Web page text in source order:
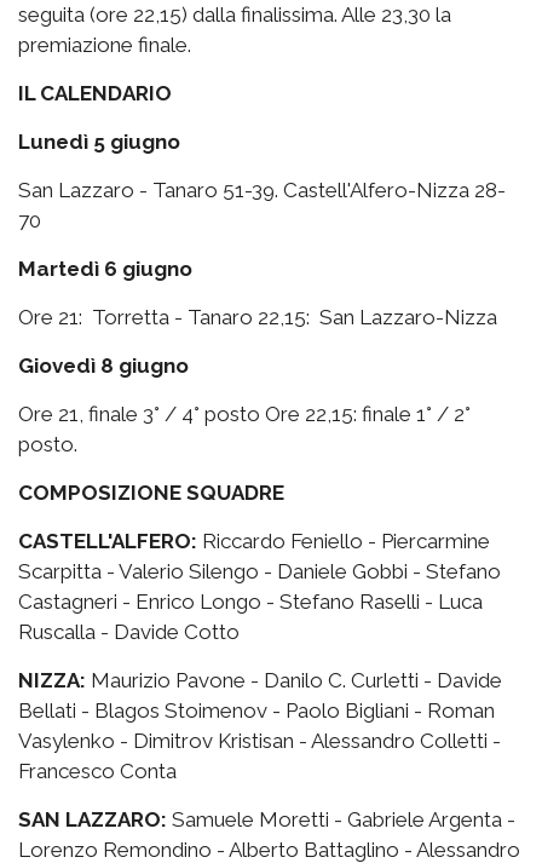
seguita (ore 22,15) dalla finalissima. Alle 23,30 la
premiazione finale.
IL CALENDARIO
Lunedì 5 giugno
San Lazzaro - Tanaro 51-39. Castell'Alfero-Nizza 28-
70
Martedì 6 giugno
Ore 21: Torretta - Tanaro 22,15: San Lazzaro-Nizza
Giovedì 8 giugno
Ore 21, finale 3° / 4° posto Ore 22,15: finale 1° / 2°
posto.
COMPOSIZIONE SQUADRE
CASTELL'ALFERO: Riccardo Feniello - Piercarmine
Scarpitta - Valerio Silengo - Daniele Gobbi - Stefano
Castagneri - Enrico Longo - Stefano Raselli - Luca
Ruscalla - Davide Cotto
NIZZA: Maurizio Pavone - Danilo C. Curletti - Davide
Bellati - Blagos Stoimenov - Paolo Bigliani - Roman
Vasylenko - Dimitrov Kristisan - Alessandro Colletti -
Francesco Conta
SAN LAZZARO: Samuele Moretti - Gabriele Argenta -
Lorenzo Remondino - Alberto Battaglino - Alessandro